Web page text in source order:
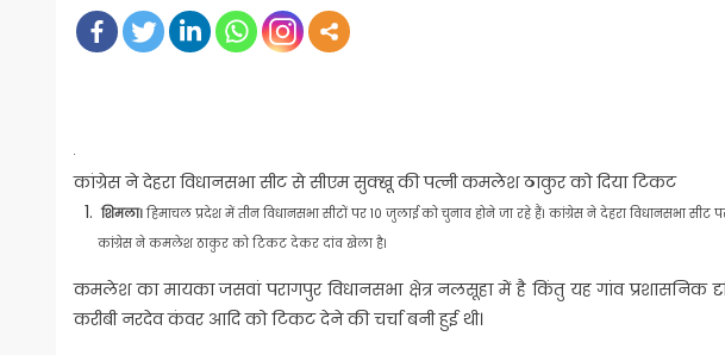
कांग्रेस ने देहरा विधानसभा सीट से सीएम सुक्‍खू की पत्‍नी कमलेश ठाकुर को दिया टिकट
शिमला।हिमाचल प्रदेश में तीन विधानसभा सीटों पर 10 जुलाई को चुनाव होने जा रहे हैं। कांग्रेस ने देहरा विधानसभा
कांग्रेस ने कमलेश ठाकुर को टिकट देकर दांव खेला है।
कमलेश का मायका जसवां परागपुर विधानसभा क्षेत्र नलसूहा में है किंतु यह गांव प्रशासनिक
करीबी नरदेव कंवर आदि को टिकट देने की चर्चा बनी हुई थी।